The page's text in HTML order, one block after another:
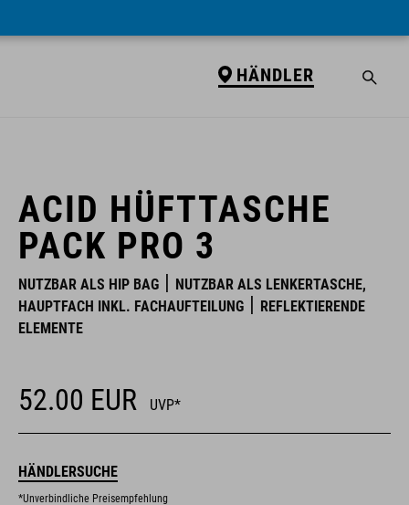
HÄNDLER
ACID HÜFTTASCHE
PACK PRO 3
NUTZBAR ALS HIP BAG
NUTZBAR ALS LENKERTASCHE,
HAUPTFACH INKL. FACHAUFTEILUNG
REFLEKTIERENDE
ELEMENTE
52.00 EUR UVP*
HÄNDLERSUCHE
*Unverbindliche Preisempfehlung